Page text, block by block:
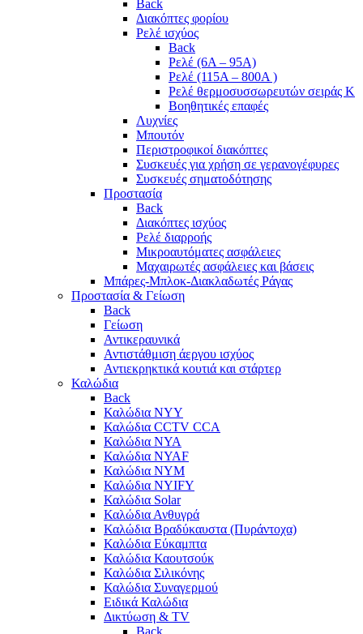
Back
Διακόπτες φορίου
Ρελέ ισχύος
Back
Ρελέ (6A – 95A)
Ρελέ (115A – 800A )
Ρελέ θερμοσυσσωρευτών σειράς Κ
Βοηθητικές επαφές
Λυχνίες
Μπουτόν
Περιστροφικοί διακόπτες
Συσκευές για χρήση σε γερανογέφυρες
Συσκευές σηματοδότησης
Προστασία
Back
Διακόπτες ισχύος
Ρελέ διαρροής
Μικροαυτόματες ασφάλειες
Μαχαιρωτές ασφάλειες και βάσεις
Μπάρες-Μπλοκ-Διακλαδωτές Ράγας
Προστασία & Γείωση
Back
Γείωση
Αντικεραυνικά
Αντιστάθμιση άεργου ισχύος
Αντιεκρηκτικά κουτιά και στάρτερ
Καλώδια
Back
Καλώδια NYY
Καλώδια CCTV CCA
Καλώδια NYA
Καλώδια NYAF
Καλώδια NYΜ
Καλώδια ΝΥΙFY
Καλώδια Solar
Καλώδια Ανθυγρά
Καλώδια Βραδύκαυστα (Πυράντοχα)
Καλώδια Εύκαμπτα
Καλώδια Καουτσούκ
Καλώδια Σιλικόνης
Καλώδια Συναγερμού
Ειδικά Καλώδια
Δικτύωση & TV
Back